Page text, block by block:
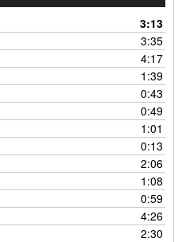
3:13
3:35
4:17
1:39
0:43
0:49
1:01
0:13
2:06
1:08
0:59
4:26
2:30